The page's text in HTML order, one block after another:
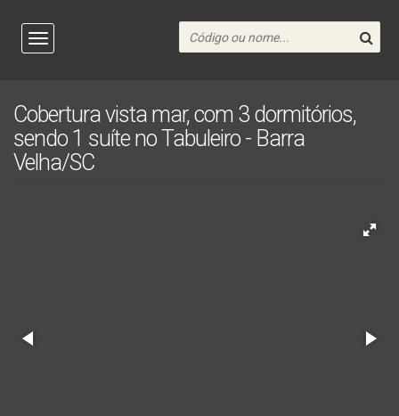
Cobertura vista mar, com 3 dormitórios,
sendo 1 suíte no Tabuleiro - Barra
Velha/SC